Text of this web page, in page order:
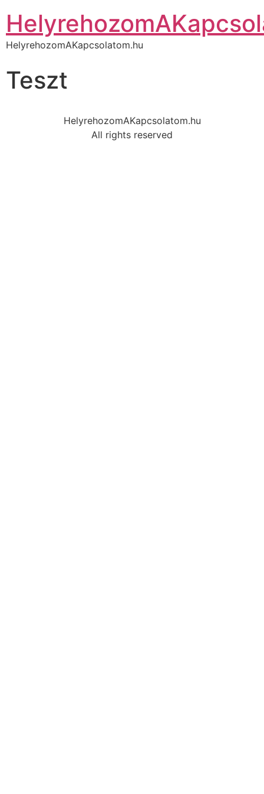
HelyrehozomAKapcsolatom.hu
Teszt
HelyrehozomAKapcsolatom.hu
All rights reserved